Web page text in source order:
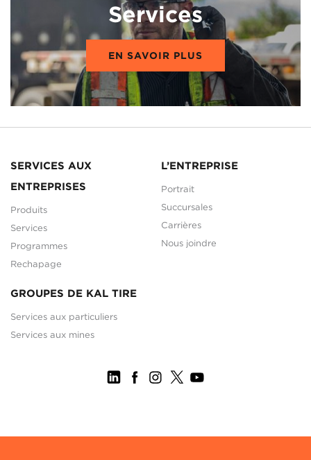
Services
EN SAVOIR PLUS
SERVICES AUX
ENTREPRISES
Produits
Services
Programmes
Rechapage
L’ENTREPRISE
Portrait
Succursales
Carrières
Nous joindre
GROUPES DE KAL TIRE
Services aux particuliers
Services aux mines